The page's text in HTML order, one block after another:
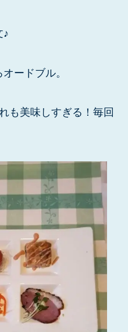
♪
ードブル。
も美味しすぎる！毎回